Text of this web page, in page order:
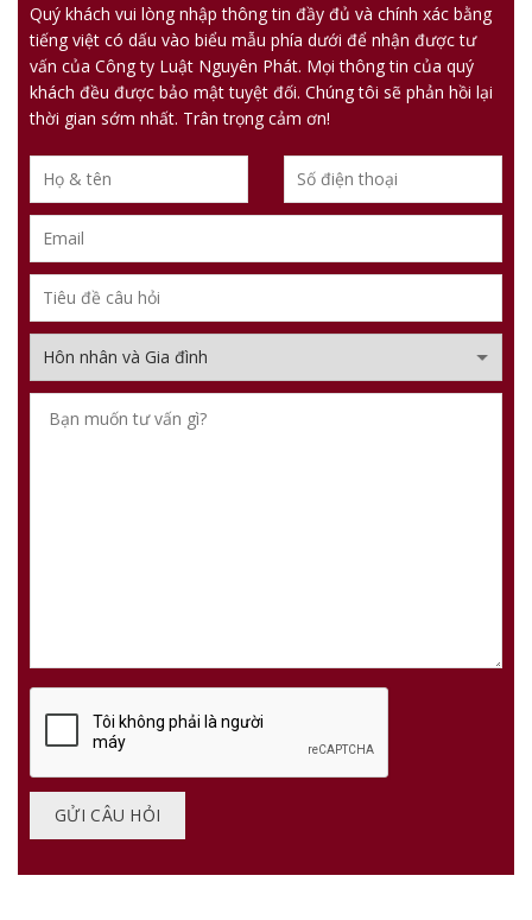
Quý khách vui lòng nhập thông tin đầy đủ và chính xác bằng
tiếng việt có dấu vào biểu mẫu phía dưới để nhận được tư
vấn của Công ty Luật Nguyên Phát. Mọi thông tin của quý
khách đều được bảo mật tuyệt đối. Chúng tôi sẽ phản hồi lại
thời gian sớm nhất. Trân trọng cảm ơn!